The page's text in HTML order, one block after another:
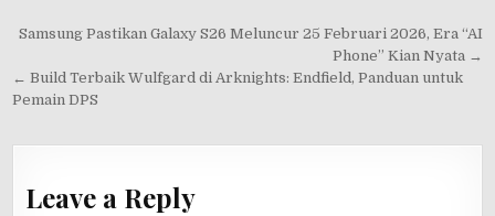
Post
navigation
Samsung Pastikan Galaxy S26 Meluncur 25 Februari 2026, Era “AI
Phone” Kian Nyata →
← Build Terbaik Wulfgard di Arknights: Endfield, Panduan untuk
Pemain DPS
Leave a Reply